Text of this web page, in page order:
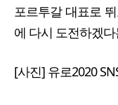
포르투갈 대표로
에 다시 도전하겠
[사진] 유로2020